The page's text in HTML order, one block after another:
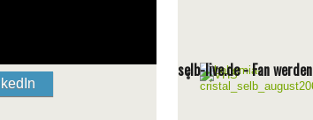
selb-live.de - Fan werden